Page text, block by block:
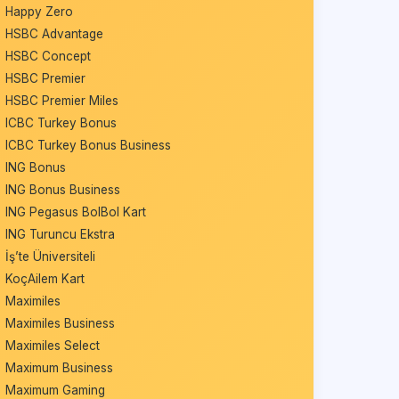
Happy Zero
HSBC Advantage
HSBC Concept
HSBC Premier
HSBC Premier Miles
ICBC Turkey Bonus
ICBC Turkey Bonus Business
ING Bonus
ING Bonus Business
ING Pegasus BolBol Kart
ING Turuncu Ekstra
İş’te Üniversiteli
KoçAilem Kart
Maximiles
Maximiles Business
Maximiles Select
Maximum Business
Maximum Gaming